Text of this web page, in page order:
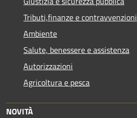
Tributi,finanze e contravvenzioni
Ambiente
Salute, benessere e assistenza
Autorizzazioni
Agricoltura e pesca
NOVITÀ